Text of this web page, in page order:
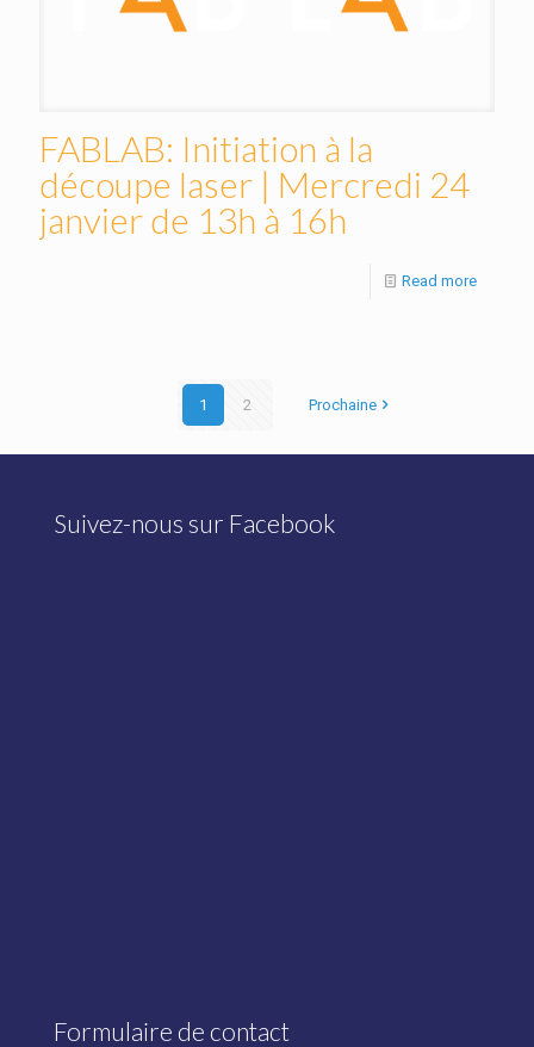
FABLAB: Initiation à la
découpe laser | Mercredi 24
janvier de 13h à 16h
Read more
1 2 Prochaine
Suivez-nous sur Facebook
Formulaire de contact